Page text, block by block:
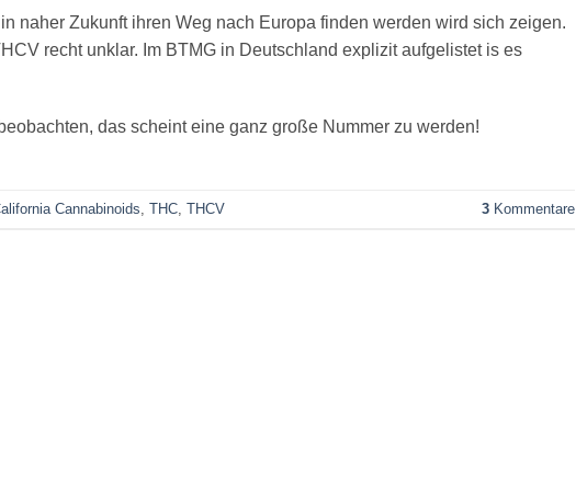
naher Zukunft ihren Weg nach Europa finden werden wird sich zeigen.
recht unklar. Im BTMG in Deutschland explizit aufgelistet is es
das scheint eine ganz große Nummer zu werden!
Cannabinoids THC THCV 3Kommentare